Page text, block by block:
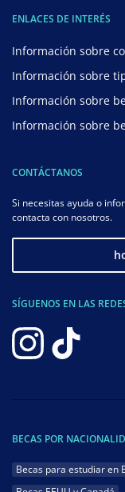
ENLACES DE INTERÉS
Información sobre
Información sobre
Información sobre
Información sobre
CONTÁCTANOS
Si necesitas ayuda o
contacta con nosotros.
SÍGUENOS EN LAS
BECAS POR
Becas para estudiar en